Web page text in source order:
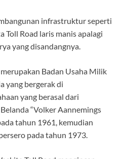
infrastruktur seperti
Toll Road laris manis apalagi
yang disandangnya.
Badan Usaha Milik
yang bergerak di
yang berasal dari
“Volker Aannemings
tahun 1961, kemudian
pada tahun 1973.